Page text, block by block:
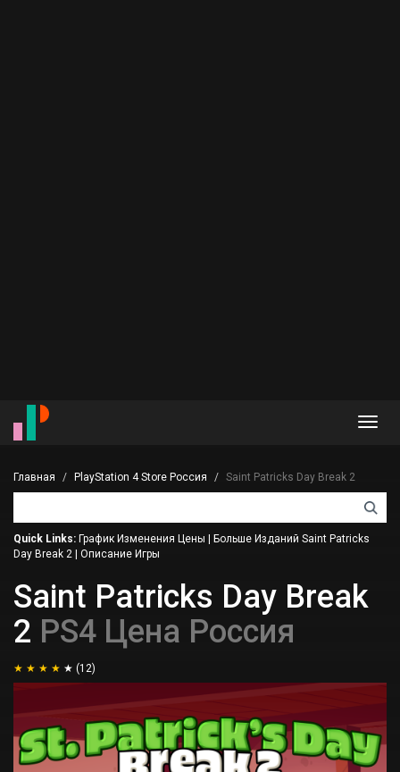
Главная PlayStation 4 Store Россия Saint Patricks Day Break 2
Quick Links: График Изменения Цены
Больше Изданий Saint Patricks
Day Break 2
Описание Игры
Saint Patricks Day Break
2 PS4 Цена Россия
(12)